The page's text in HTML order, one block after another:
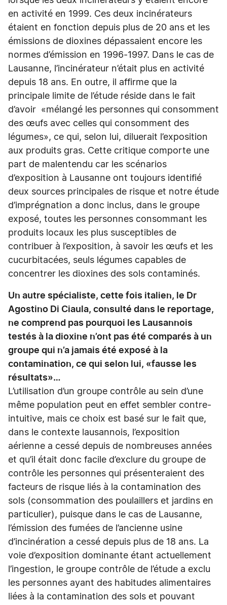
en activité en 1999. Ces deux incinérateurs
étaient en fonction depuis plus de 20 ans et les
émissions de dioxines dépassaient encore les
normes d’émission en 1996-1997. Dans le cas de
Lausanne, l’incinérateur n’était plus en activité
depuis 18 ans. En outre, il affirme que la
principale limite de l’étude réside dans le fait
d’avoir «mélangé les personnes qui consomment
des œufs avec celles qui consomment des
légumes», ce qui, selon lui, diluerait l’exposition
aux produits gras. Cette critique comporte une
part de malentendu car les scénarios
d’exposition à Lausanne ont toujours identifié
deux sources principales de risque et notre étude
d’imprégnation a donc inclus, dans le groupe
exposé, toutes les personnes consommant les
produits locaux les plus susceptibles de
contribuer à l’exposition, à savoir les œufs et les
cucurbitacées, seuls légumes capables de
concentrer les dioxines des sols contaminés.
Un autre spécialiste, cette fois italien, le Dr
Agostino Di Ciaula, consulté dans le reportage,
ne comprend pas pourquoi les Lausannois
testés à la dioxine n’ont pas été comparés à un
groupe qui n’a jamais été exposé à la
contamination, ce qui selon lui, «fausse les
résultats»…
L’utilisation d’un groupe contrôle au sein d’une
même population peut en effet sembler contre-
intuitive, mais ce choix est basé sur le fait que,
dans le contexte lausannois, l’exposition
aérienne a cessé depuis de nombreuses années
et qu’il était donc facile d’exclure du groupe de
contrôle les personnes qui présenteraient des
facteurs de risque liés à la contamination des
sols (consommation des poulaillers et jardins en
particulier), puisque dans le cas de Lausanne,
l’émission des fumées de l’ancienne usine
d’incinération a cessé depuis plus de 18 ans. La
voie d’exposition dominante étant actuellement
l’ingestion, le groupe contrôle de l’étude a exclu
les personnes ayant des habitudes alimentaires
liées à la contamination des sols et pouvant